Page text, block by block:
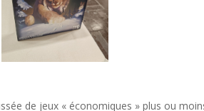
de jeux « économiques » plus ou